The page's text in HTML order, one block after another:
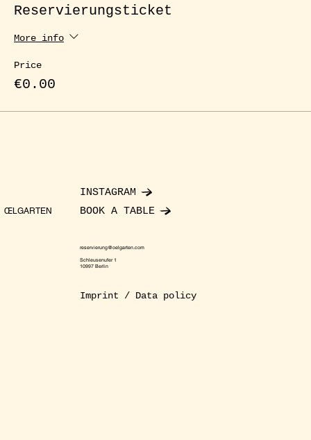
Reservierungsticket
More info
Price
€0.00
ŒLGARTEN
INSTAGRAM
BOOK A TABLE
reservierung@oelgarten.com
Schleusenufer 1
10997 Berlin
Imprint / Data policy